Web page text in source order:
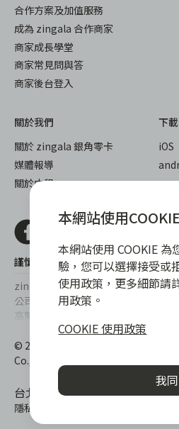
合作方案及加值服務
成為 zingala 合作商家
商家成長學堂
商家常見問與答
商家後台登入
關於我們
關於 zingala 銀角零卡
媒體報導
關於中租
下載
iOS
謹慎衡量自身財務狀況，理性理財最
zingala銀角零卡/仲信資融沒有代辦
公司合作，更不會要求您提供實體銀
高警覺，勿受騙上當！
提醒您，消費前請審慎評估財務狀況
百分率區間為0%~15.9%，實際費用
品或服務為準，且每一案件實際之年
往來條件而有所不同，總費用年百分
© 2022 仲信資融股份有限公司
Co., Ltd. All Rights Reserved.
台北市內湖區內湖路一段392號
隱私權保護政策
本網站使用COOKIE
本網站使用 COOKIE 為
驗，您可以選擇接受或
使用政策，更多細節請
用政策。
COOKIE 使用政策
我